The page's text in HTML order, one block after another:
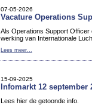
07-05-2026
Vacature Operations
Als Operations Support Officer
werking van Internationale
Lees meer...
15-09-2025
Infomarkt 12 september
Lees hier de getoonde info.